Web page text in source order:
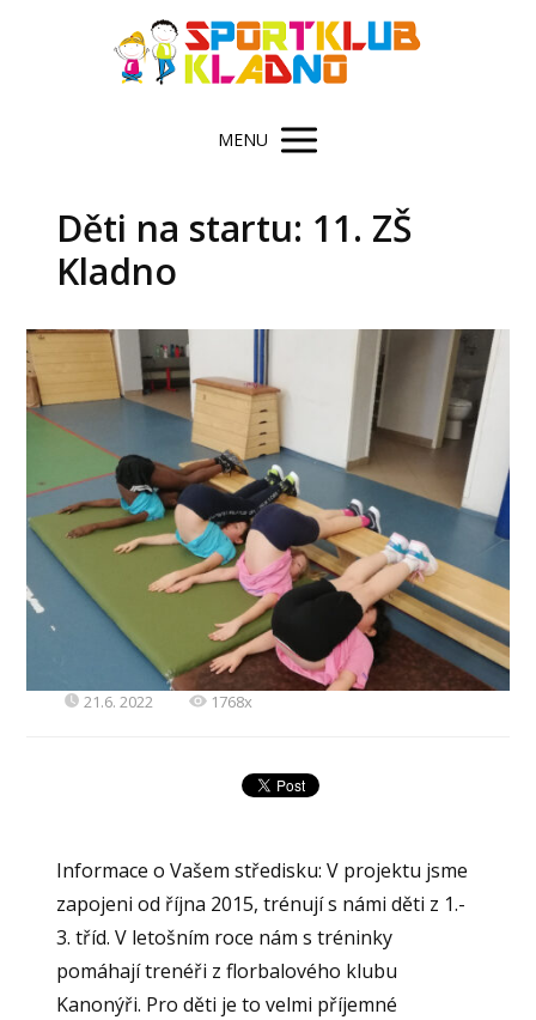
MENU
Děti na startu: 11. ZŠ
Kladno
21.6. 2022 1768x
Informace o Vašem středisku: V projektu jsme
zapojeni od října 2015, trénují s námi děti z 1.-
3. tříd. V letošním roce nám s tréninky
pomáhají trenéři z florbalového klubu
Kanonýři. Pro děti je to velmi příjemné